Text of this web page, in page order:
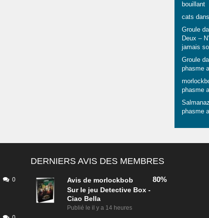
bouillant
cats dans
Groule
Deux –
jamais
Groule
phasme
phasme
phasme
0
DERNIERS AVIS DES MEMBRES
Avis de morlockbob
Sur le jeu Detective Box -
Ciao Bella
Publié le il y a 14 heures
80%